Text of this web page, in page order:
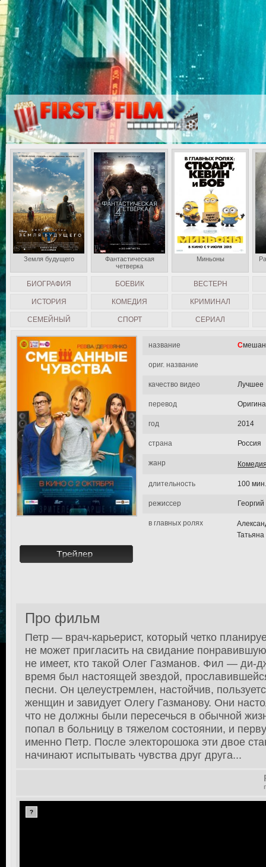
название
ориг. название
качество видео Лучшее
перевод
год 2014
страна Россия
жанр
длительность 100 мин.
режиссер
в главных ролях
Про фильм
Петр — врач-карьерист, который четко
не может пригласить на свидание
не имеет, кто такой Олег Газманов. Фил — ди-
время был настоящей звездой,
песни. Он целеустремлен, настойчив,
женщин и завидует Олегу Газманову. Они
что не должны были пересечься в обычной
попал в больницу в тяжелом состоянии, и
именно Петр. После электорошока эти двое
начинают испытывать чувства друг друга...
?
БИОГРАФИЯ БОЕВИК ВЕСТЕРН
ИСТОРИЯ КОМЕДИЯ КРИМИНАЛ
СЕМЕЙНЫЙ СПОРТ СЕРИАЛ
Земля будущего
Фантастическая
четверка
Миньоны